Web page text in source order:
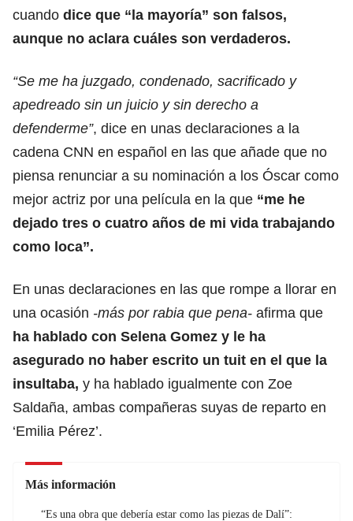
cuando dice que “la mayoría” son falsos,
aunque no aclara cuáles son verdaderos.
“Se me ha juzgado, condenado, sacrificado y
apedreado sin un juicio y sin derecho a
defenderme”, dice en unas declaraciones a la
cadena CNN en español en las que añade que no
piensa renunciar a su nominación a los Óscar como
mejor actriz por una película en la que “me he
dejado tres o cuatro años de mi vida trabajando
como loca”.
En unas declaraciones en las que rompe a llorar en
una ocasión -más por rabia que pena- afirma que
ha hablado con Selena Gomez y le ha
asegurado no haber escrito un tuit en el que la
insultaba, y ha hablado igualmente con Zoe
Saldaña, ambas compañeras suyas de reparto en
‘Emilia Pérez’.
Más información
“Es una obra que debería estar como las piezas de Dalí”: